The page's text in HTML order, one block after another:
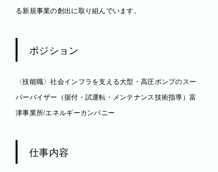
る新規事業の創出に取り組んでいます。
ポジション
〈技能職〉社会インフラを支える大型・高圧ポンプのスー
パーバイザー（据付・試運転・メンテナンス技術指導）富
津事業所/エネルギーカンパニー
仕事内容